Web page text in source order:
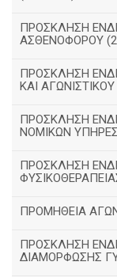
ΠΡΟΣΚΛΗΣΗ
ΑΣΘΕΝΟΦΟΡΟΥ
ΠΡΟΣΚΛΗΣΗ
ΚΑΙ
ΠΡΟΣΚΛΗΣΗ
ΝΟΜΙΚΩΝ
ΠΡΟΣΚΛΗΣΗ
ΠΡΟΜΗΘΕΙΑ
ΠΡΟΣΚΛΗΣΗ
ΔΙΑΜΟΡΦΩΣΗΣ